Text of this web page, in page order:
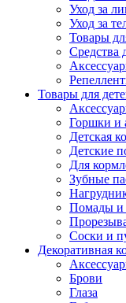
Уход за
Уход за
Товары
Средства
Товары для
Горшки и
Детская
Детские
Для
Зубные
Помады и
Соски и
Декоративная
Брови
Глаза